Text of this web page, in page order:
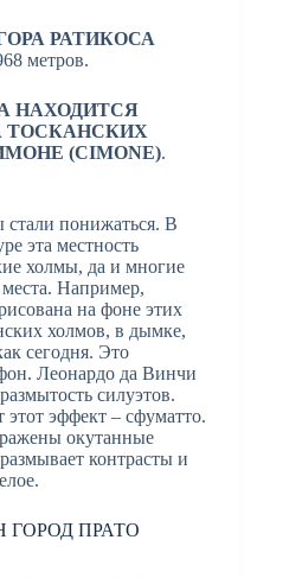
РАТИКОСА
метров.
НАХОДИТСЯ
(CIMONE).
понижаться. В
эта местность
холмы, да и многие
Например,
на фоне этих
холмов, в дымке,
сегодня. Это
Леонардо да Винчи
силуэтов.
эффект – сфуматто.
окутанные
контрасты и
ГОРОД ПРАТО